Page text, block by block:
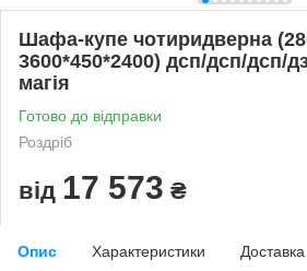
Шафа-купе чотиридверна
3600*450*2400) дсп/дсп/дсп/
магія
Готово до відправки
Роздріб
від 17 573 ₴
Опис Характеристики Доставка